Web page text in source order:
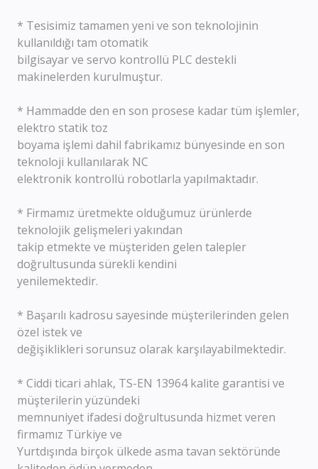
* Tesisimiz tamamen yeni ve son teknolojinin
kullanıldığı tam otomatik
bilgisayar ve servo kontrollü PLC destekli
makinelerden kurulmuştur.
* Hammadde den en son prosese kadar tüm işlemler,
elektro statik toz
boyama işlemi dahil fabrikamız bünyesinde en son
teknoloji kullanılarak NC
elektronik kontrollü robotlarla yapılmaktadır.
* Firmamız üretmekte olduğumuz ürünlerde
teknolojik gelişmeleri yakından
takip etmekte ve müşteriden gelen talepler
doğrultusunda sürekli kendini
yenilemektedir.
* Başarılı kadrosu sayesinde müşterilerinden gelen
özel istek ve
değişiklikleri sorunsuz olarak karşılayabilmektedir.
* Ciddi ticari ahlak, TS-EN 13964 kalite garantisi ve
müşterilerin yüzündeki
memnuniyet ifadesi doğrultusunda hizmet veren
firmamız Türkiye ve
Yurtdışında birçok ülkede asma tavan sektöründe